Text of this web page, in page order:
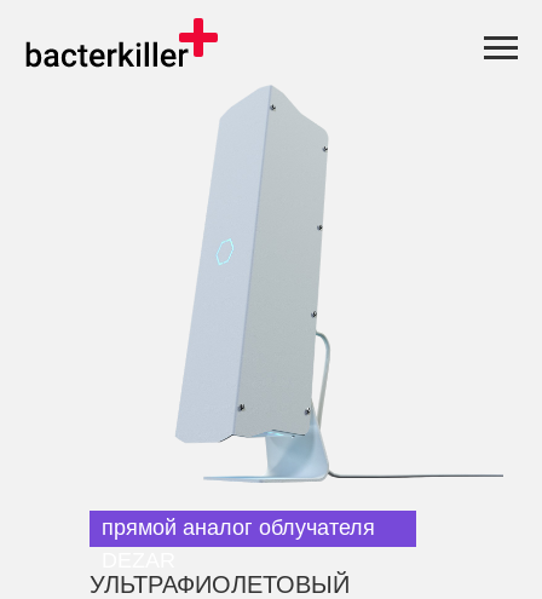
УЛЬТРАФИОЛЕТОВЫЙ
прямой аналог облучателя